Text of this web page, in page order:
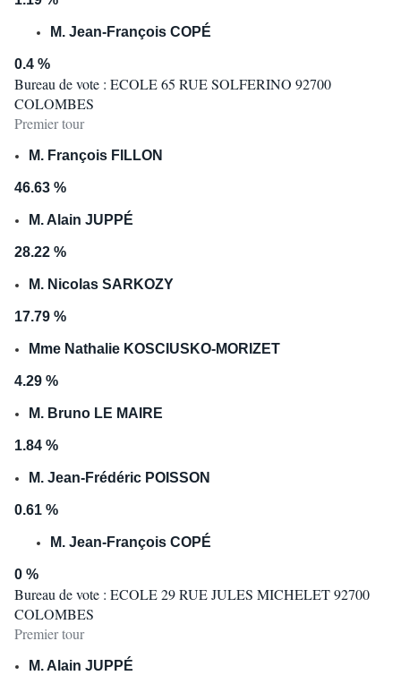
M. Jean-François COPÉ
0.4 %
Bureau de vote : ECOLE 65 RUE SOLFERINO 92700
COLOMBES
Premier tour
M. François FILLON
46.63 %
M. Alain JUPPÉ
28.22 %
M. Nicolas SARKOZY
17.79 %
Mme Nathalie KOSCIUSKO-MORIZET
4.29 %
M. Bruno LE MAIRE
1.84 %
M. Jean-Frédéric POISSON
0.61 %
M. Jean-François COPÉ
0 %
Bureau de vote : ECOLE 29 RUE JULES MICHELET 92700
COLOMBES
Premier tour
M. Alain JUPPÉ